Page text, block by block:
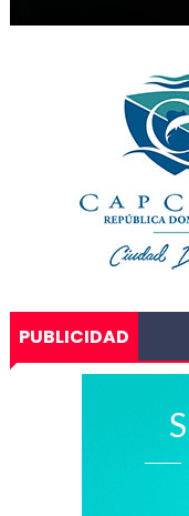
PUBLICIDAD